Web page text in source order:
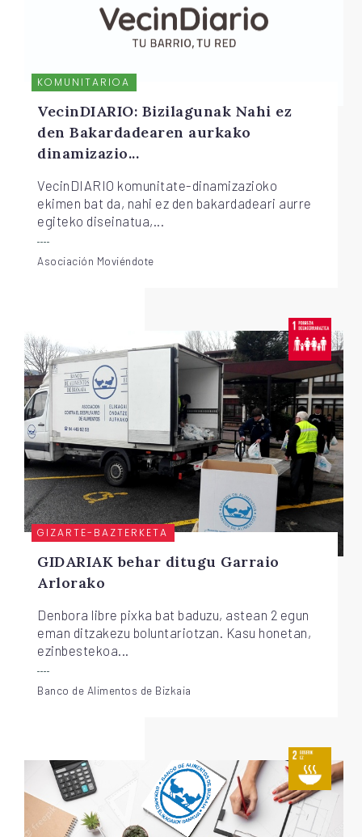
KOMUNITARIOA
VecinDIARIO: Bizilagunak Nahi ez
den Bakardadearen aurkako
dinamizazio...
VecinDIARIO komunitate-dinamizazioko
ekimen bat da, nahi ez den bakardadeari aurre
egiteko diseinatua,...
Asociación Moviéndote
GIZARTE-BAZTERKETA
GIDARIAK behar ditugu Garraio
Arlorako
Denbora libre pixka bat baduzu, astean 2 egun
eman ditzakezu boluntariotzan. Kasu honetan,
ezinbestekoa...
Banco de Alimentos de Bizkaia